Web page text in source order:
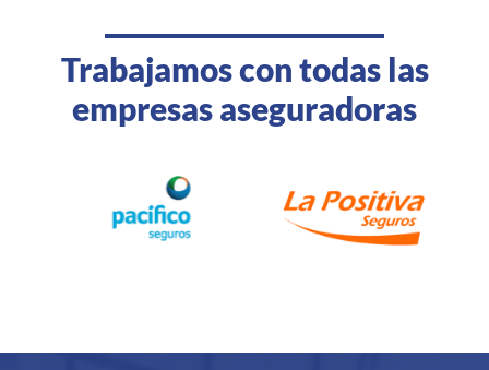
Trabajamos con todas las
empresas aseguradoras